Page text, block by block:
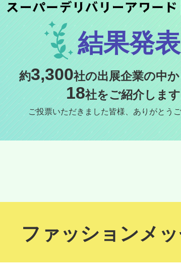
結果発表
約3,300社の出展企業の中
18社をご紹介します
ご投票いただきました皆様、 ありがとう
ファッションメ